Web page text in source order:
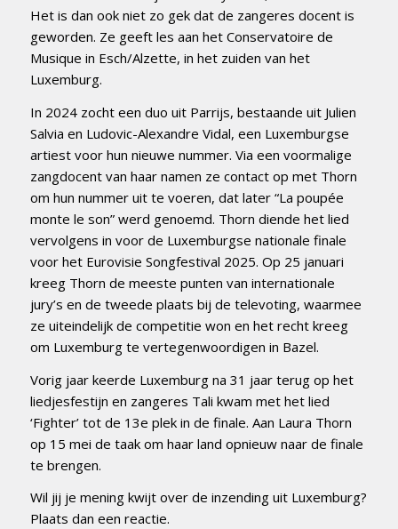
Het is dan ook niet zo gek dat de zangeres docent is
geworden. Ze geeft les aan het Conservatoire de
Musique in Esch/Alzette, in het zuiden van het
Luxemburg.
In 2024 zocht een duo uit Parrijs, bestaande uit Julien
Salvia en Ludovic-Alexandre Vidal, een Luxemburgse
artiest voor hun nieuwe nummer. Via een voormalige
zangdocent van haar namen ze contact op met Thorn
om hun nummer uit te voeren, dat later “La poupée
monte le son” werd genoemd. Thorn diende het lied
vervolgens in voor de Luxemburgse nationale finale
voor het Eurovisie Songfestival 2025. Op 25 januari
kreeg Thorn de meeste punten van internationale
jury’s en de tweede plaats bij de televoting, waarmee
ze uiteindelijk de competitie won en het recht kreeg
om Luxemburg te vertegenwoordigen in Bazel.
Vorig jaar keerde Luxemburg na 31 jaar terug op het
liedjesfestijn en zangeres Tali kwam met het lied
‘Fighter’ tot de 13e plek in de finale. Aan Laura Thorn
op 15 mei de taak om haar land opnieuw naar de finale
te brengen.
Wil jij je mening kwijt over de inzending uit Luxemburg?
Plaats dan een reactie.